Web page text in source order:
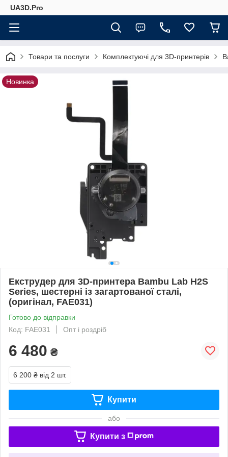
UA3D.Pro
Товари та послуги Комплектуючі для 3D-принтерів
Новинка
Екструдер для 3D-принтера Bambu Lab H2S
Series, шестерні із загартованої сталі,
(оригінал, FAE031)
Готово до відправки
Код: FAE031
Опт і роздріб
6 480 ₴
6 200 ₴ від 2 шт.
Купити
або
Купити з